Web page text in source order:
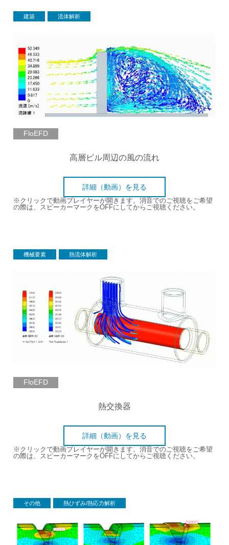
建築 流体解析
FloEFD
高層ビル周辺の風の流れ
詳細（動画）を見る
※クリックで動画プレイヤーが開きます。消音でのご視聴をご希望
の際は、スピーカーマークをOFFにしてからご視聴ください。
機械要素 熱流体解析
FloEFD
熱交換器
詳細（動画）を見る
※クリックで動画プレイヤーが開きます。消音でのご視聴をご希望
の際は、スピーカーマークをOFFにしてからご視聴ください。
その他 熱ひずみ/熱応力解析